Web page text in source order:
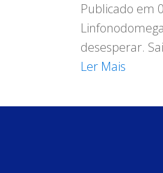
Publicado em
desesperar.
Ler Mais